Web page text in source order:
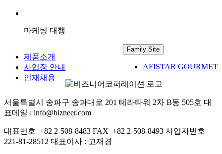
마케팅 대행
제품소개
사업장 안내
인재채용
Family Site
AFISTAR GOURMET
서울특별시 송파구 송파대로 201 테라타워 2차 B동 505호 대
표메일 : info@bizneer.com
대표번호 +82 2-508-8483 FAX +82 2-508-8493 사업자번호
221-81-28512 대표이사 : 고재경